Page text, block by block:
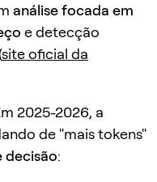
análise focada em
e detecção
site oficial da
2025-2026, a
de "mais tokens"
decisão: